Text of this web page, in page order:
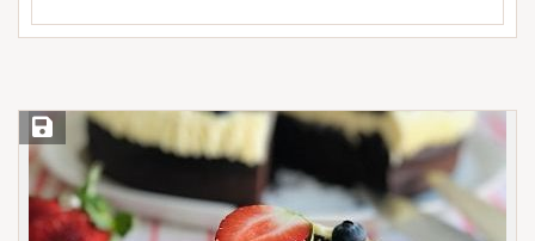
Save Recipe